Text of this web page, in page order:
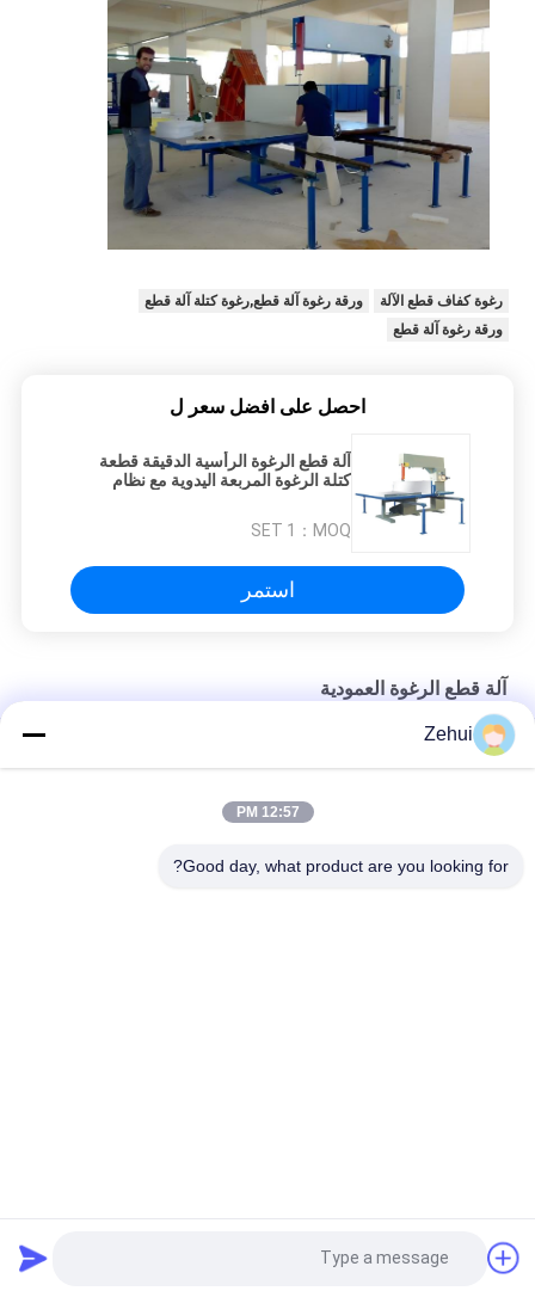
رغوة كفاف قطع الآلة
ورقة رغوة آلة قطع,رغوة كتلة آلة قطع
ورقة رغوة آلة قطع
احصل على افضل سعر ل
آلة قطع الرغوة الرأسية الدقيقة قطعة
كتلة الرغوة المربعة اليدوية مع نظام
MOQ：
1 SET
استمر
آلة قطع الرغوة العمودية
نظام التحكم PLC
آلة قطع الرغوة العمودية الكهربائية مع تحكم PLC لمعالجة EVA و EPE
سرعة القطع القابلة للتعديل آلة قطع كتلة رغوة عمودية للكهرباء
آلة قطع الرغوة الأفقية
آلة قطع الرغوة
Zehui
12:57 PM
Good day, what product are you looking for?